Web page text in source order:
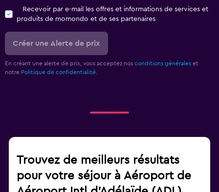
Recevoir par e-mail les offres et informations de services et
produits de momondo et de ses partenaires
Créer une Alerte de prix
En créant une alerte de prix, vous acceptez nos conditions générales et
notre Politique de confidentialité.
Trouvez de meilleurs résultats
pour votre séjour à Aéroport de